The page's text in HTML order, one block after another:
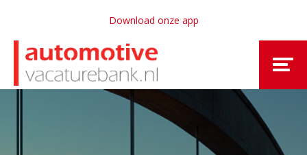
Download onze app